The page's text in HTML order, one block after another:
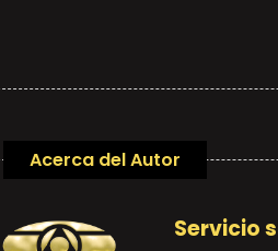
Acerca del Autor
Servicio